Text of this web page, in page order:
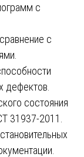
с
с
дефектов.
состояния
31937-2011.